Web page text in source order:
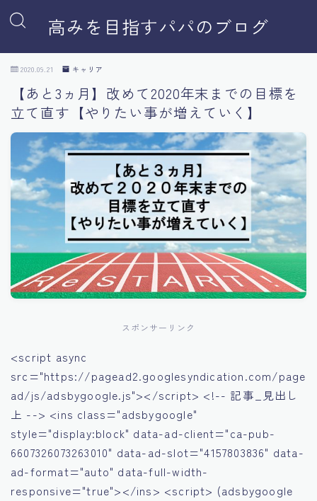
高みを目指すパパのブログ
2020.09.21 キャリア
【あと3ヵ月】改めて2020年末までの目標を
立て直す【やりたい事が増えていく】
スポンサーリンク
<script async
src="https://pagead2.googlesyndication.com/page
ad/js/adsbygoogle.js"></script> <!-- 記事_見出し
上 --> <ins class="adsbygoogle"
style="display:block" data-ad-client="ca-pub-
6607326073263010" data-ad-slot="4157803836" data-
ad-format="auto" data-full-width-
responsive="true"></ins> <script> (adsbygoogle